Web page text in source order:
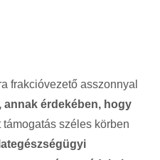
frakcióvezető asszonnyal
annak érdekében, hogy
támogatás széles körben